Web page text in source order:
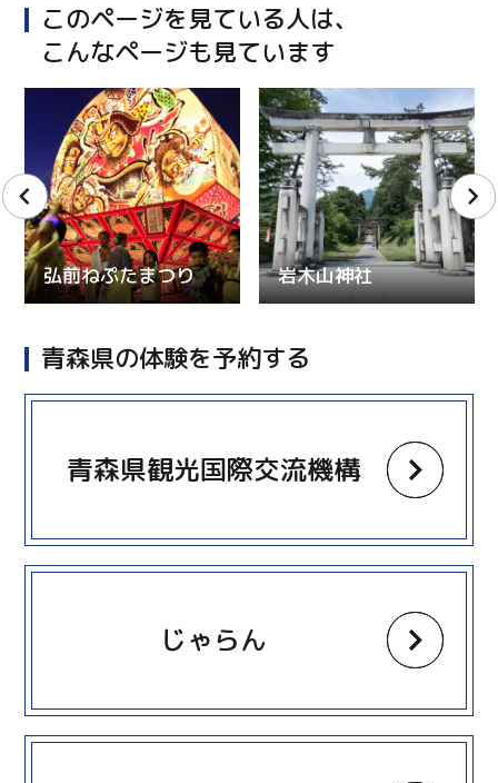
このページを見ている人は、
こんなページも見ています
弘前ねぷたまつり 岩木山神社
青森県の体験を予約する
青森県観光国際交流機構
more
じゃらん
more
more